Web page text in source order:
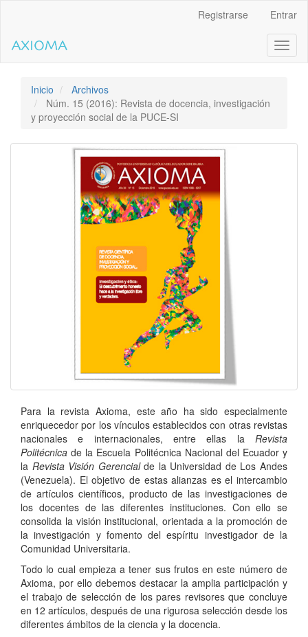
contenido
de
Navegación
principal
principal
Registrarse Entrar
Inicio
Archivos
Núm. 15 (2016): Revista de docencia, investigación
y proyección social de la PUCE-SI
Para la revista Axioma, este año ha sido especialmente
enriquecedor por los vínculos estableci­dos con otras revistas
nacionales e internacionales, entre ellas la Revista
Politécnicade la Escuela Politécnica Nacional del Ecuador y
la Revista Visión Gerencialde la Universidad de Los Andes
(Venezuela). El objetivo de estas alianzas es el intercambio
de artículos científicos, producto de las investigaciones de
los docentes de las diferentes instituciones. Con ello se
consolida la visión institucional, orientada a la promoción de
la investigación y fomento del espíritu investigador de la
Comunidad Universitaria.
Todo lo cual empieza a tener sus frutos en este número de
Axioma, por ello debemos destacar la amplia participación y
el trabajo de selección de los pares revisores que concluye
en 12 artículos, después de una rigurosa selección desde los
diferentes ámbitos de la ciencia y la docencia.